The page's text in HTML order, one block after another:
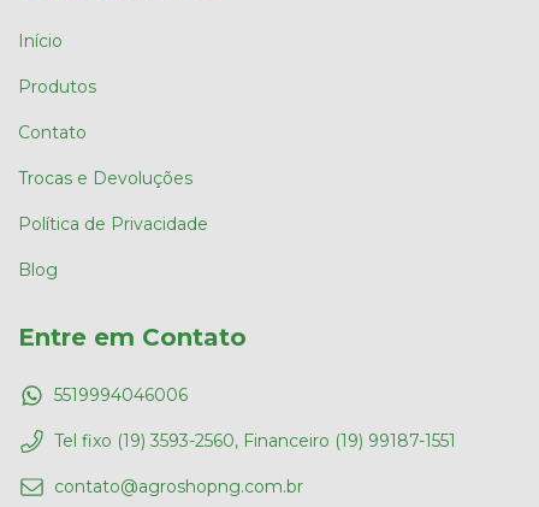
Início
Produtos
Contato
Trocas e Devoluções
Política de Privacidade
Blog
Entre em Contato
5519994046006
Tel fixo (19) 3593-2560, Financeiro (19) 99187-1551
contato@agroshopng.com.br